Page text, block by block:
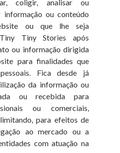
coligir, analisar ou
informação ou conteúdo
ou que lhe seja
Tiny Stories após
ou informação dirigida
para finalidades que
Fica desde já
da informação ou
ou recebida para
ou comerciais,
para efeitos de
ao mercado ou a
com atuação na